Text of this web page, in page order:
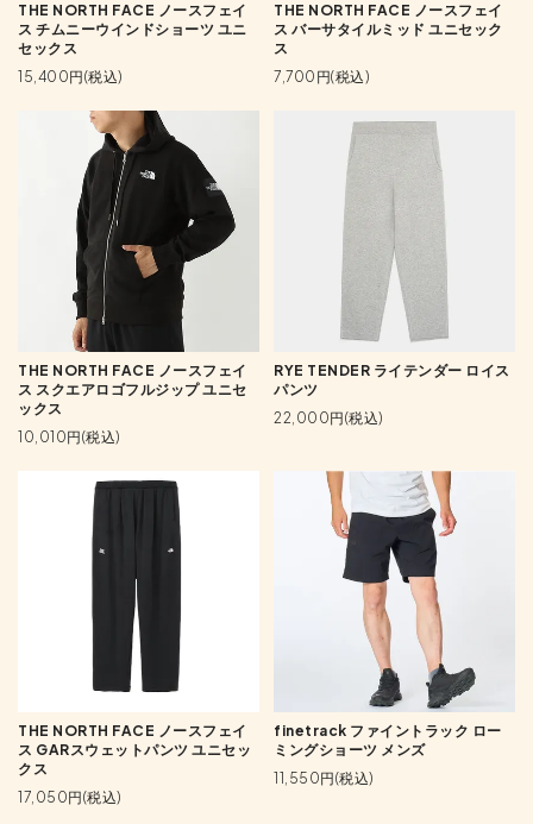
THE NORTH FACE ノースフェイ
ス チムニーウインドショーツ ユニ
セックス
15,400円(税込)
THE NORTH FACE ノースフェイ
ス バーサタイルミッド ユニセック
ス
7,700円(税込)
THE NORTH FACE ノースフェイ
ス スクエアロゴフルジップ ユニセ
ックス
10,010円(税込)
RYE TENDER ライテンダー ロイス
パンツ
22,000円(税込)
THE NORTH FACE ノースフェイ
ス GARスウェットパンツ ユニセッ
クス
17,050円(税込)
finetrack ファイントラック ロー
ミングショーツ メンズ
11,550円(税込)